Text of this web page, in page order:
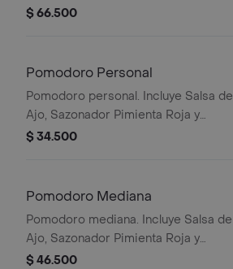
Pepperoncini.
$ 66.500
Pomodoro Personal
Pomodoro personal. Incluye Salsa de
Ajo, Sazonador Pimienta Roja y
Pepperoncini.
$ 34.500
Pomodoro Mediana
Pomodoro mediana. Incluye Salsa de
Ajo, Sazonador Pimienta Roja y
Pepperoncini.
$ 46.500